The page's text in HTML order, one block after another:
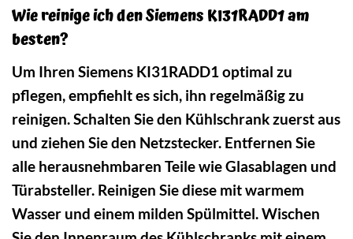
Wie reinige ich den Siemens KI31RADD1 am
besten?
Um Ihren Siemens KI31RADD1 optimal zu
pflegen, empfiehlt es sich, ihn regelmäßig zu
reinigen. Schalten Sie den Kühlschrank zuerst aus
und ziehen Sie den Netzstecker. Entfernen Sie
alle herausnehmbaren Teile wie Glasablagen und
Türabsteller. Reinigen Sie diese mit warmem
Wasser und einem milden Spülmittel. Wischen